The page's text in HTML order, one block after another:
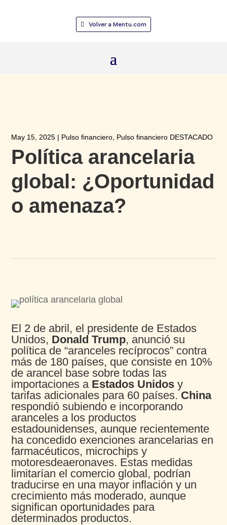
Volver a Mentu.com
May 15, 2025 | Pulso financiero Pulso financiero DESTACADO
Política arancelaria
global: ¿Oportunidad
o amenaza?
El 2 de abril, el presidente de Estados
Unidos, Donald Trump, anunció su
política de “aranceles recíprocos” contra
más de 180 países, que consiste en 10%
de arancel base sobre todas las
importaciones a Estados Unidos y
tarifas adicionales para 60 países. China
respondió subiendo e incorporando
aranceles a los productos
estadounidenses, aunque recientemente
ha concedido exenciones arancelarias en
farmacéuticos, microchips y
motoresdeaeronaves. Estas medidas
limitarían el comercio global, podrían
traducirse en una mayor inflación y un
crecimiento más moderado, aunque
significan oportunidades para
determinados productos.